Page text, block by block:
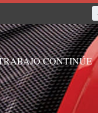
CONTINÚE